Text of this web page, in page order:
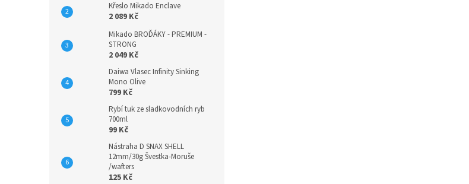
Křeslo Mikado Enclave
2 089 Kč
Mikado BROĎÁKY - PREMIUM -
STRONG
2 049 Kč
Daiwa Vlasec Infinity Sinking
Mono Olive
799 Kč
Rybí tuk ze sladkovodních ryb
700ml
99 Kč
Nástraha D SNAX SHELL
12mm/30g Švestka-Moruše
/wafters
125 Kč